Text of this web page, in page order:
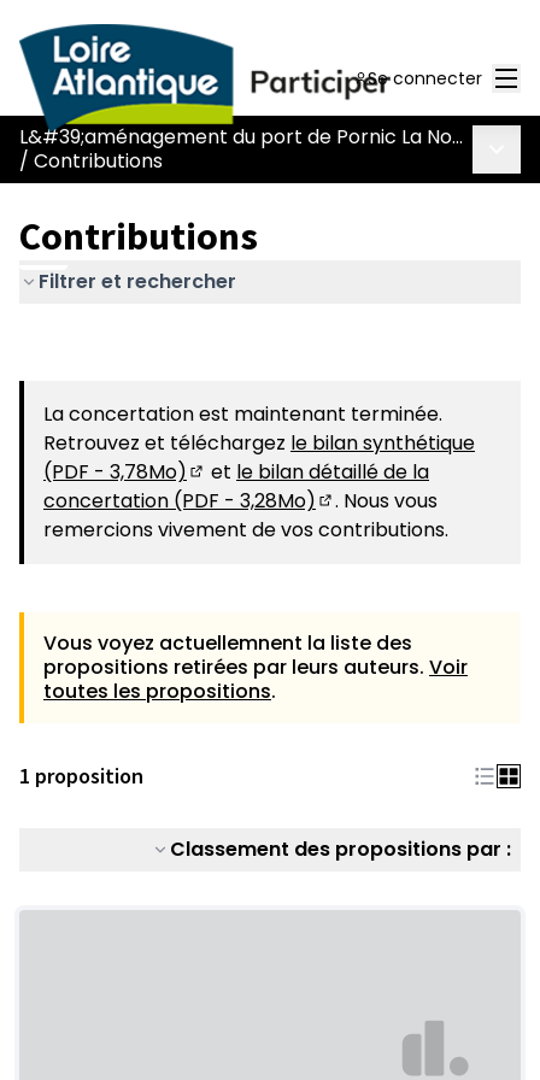
Se connecter
L&#39;aménagement du port de Pornic La Noëveillard
/ Contributions
Contributions
Filtrer et rechercher
La concertation est maintenant terminée.
Retrouvez et téléchargez le bilan synthétique
(PDF - 3,78Mo)
(S'ouvre dans un nouvel onglet)
et le bilan détaillé de la
concertation (PDF - 3,28Mo)
(S'ouvre dans un
. Nous vous
remercions vivement de vos contributions.
Vous voyez actuellemnent la liste des
propositions retirées par leurs auteurs. Voir
toutes les propositions.
1 proposition
Classement des propositions par :